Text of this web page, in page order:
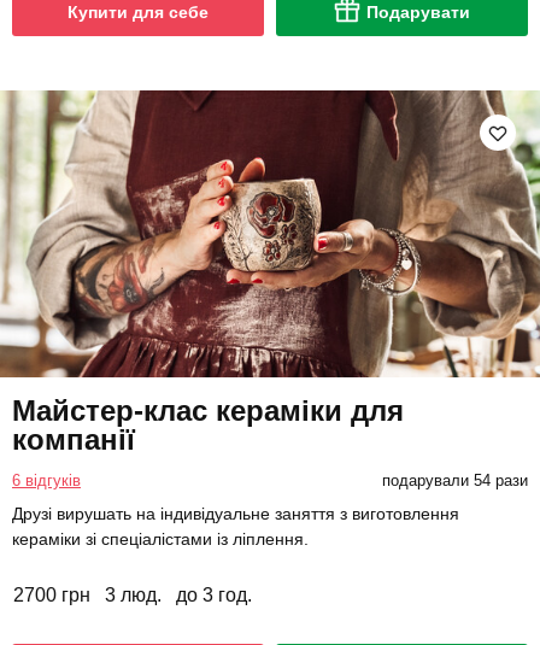
Купити для себе Подарувати
Майстер-клас кераміки для
компанії
6 відгуків подарували 54 рази
Друзі вирушать на індивідуальне заняття з виготовлення
кераміки зі спеціалістами із ліплення.
2700 грн 3 люд. до 3 год.